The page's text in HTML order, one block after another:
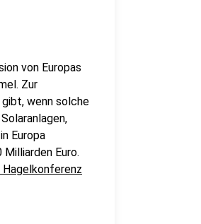
von Europas
Zur
gibt, wenn solche
Europa
Euro.
Hagelkonferenz